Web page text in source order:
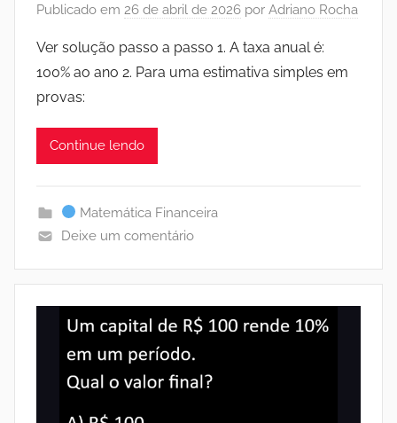
Publicado em 26 de abril de 2026 por Adriano Rocha
Ver solução passo a passo 1. A taxa anual é:
100% ao ano 2. Para uma estimativa simples em
provas:
Continue lendo
Matemática Financeira
Deixe um comentário